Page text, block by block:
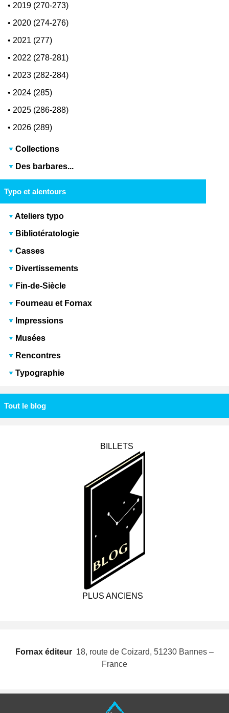
• 2019 (270-273)
• 2020 (274-276)
• 2021 (277)
• 2022 (278-281)
• 2023 (282-284)
• 2024 (285)
• 2025 (286-288)
• 2026 (289)
Collections
Des barbares...
Typo et alentours
Ateliers typo
Bibliotératologie
Casses
Divertissements
Fin-de-Siècle
Fourneau et Fornax
Impressions
Musées
Rencontres
Typographie
Tout le blog
BILLETS
PLUS ANCIENS
Fornax éditeur  18, route de Coizard, 51230 Bannes –
France